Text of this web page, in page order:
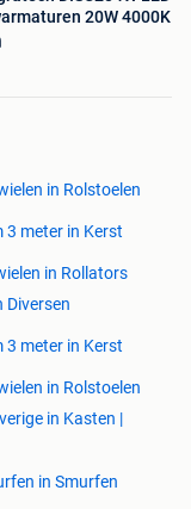
20W 4000K
in Rolstoelen
3 meter in Kerst
in Rollators
Diversen
3 meter in Kerst
in Rolstoelen
in Kasten |
in Smurfen